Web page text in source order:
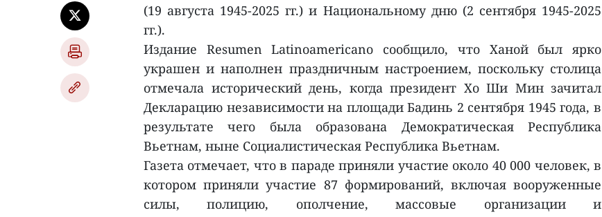
(19 августа 1945-2025 гг.) и Национальному дню (2 сентября 1945-2025
гг.).
Издание Resumen Latinoamericano сообщило, что Ханой был ярко
украшен и наполнен праздничным настроением, поскольку столица
отмечала исторический день, когда президент Хо Ши Мин зачитал
Декларацию независимости на площади Бадинь 2 сентября 1945 года, в
результате чего была образована Демократическая Республика
Вьетнам, ныне Социалистическая Республика Вьетнам.
Газета отмечает, что в параде приняли участие около 40 000 человек, в
котором приняли участие 87 формирований, включая вооруженные
силы, полицию, ополчение, массовые организации и